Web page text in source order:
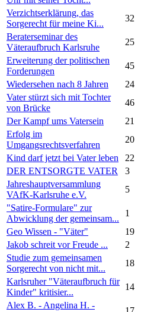
Verzichtserklärung, das
Sorgerecht für meine Ki...
32
Beraterseminar des
Väteraufbruch Karlsruhe
25
Erweiterung der politischen
Forderungen
45
Wiedersehen nach 8 Jahren
24
Vater stürzt sich mit Tochter
von Brücke
46
Der Kampf ums Vatersein
21
Erfolg im
Umgangsrechtsverfahren
20
Kind darf jetzt bei Vater leben
22
DER ENTSORGTE VATER
3
Jahreshauptversammlung
VAfK-Karlsruhe e.V.
5
"Satire-Formulare" zur
Abwicklung der gemeinsam...
1
Geo Wissen - "Väter"
19
Jakob schreit vor Freude ...
2
Studie zum gemeinsamen
Sorgerecht von nicht mit...
18
Karlsruher "Väteraufbruch für
Kinder" kritisier...
14
Alex B. - Angelina H. -